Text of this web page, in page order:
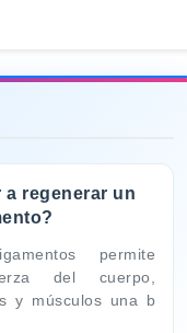
a regenerar un
permite
del cuerpo,
y músculos una b